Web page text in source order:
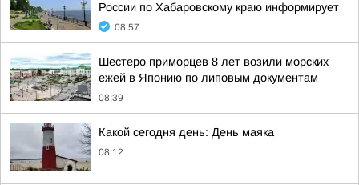
России по Хабаровскому краю информирует
08:57
Шестеро приморцев 8 лет возили морских
ежей в Японию по липовым документам
08:39
Какой сегодня день: День маяка
08:12